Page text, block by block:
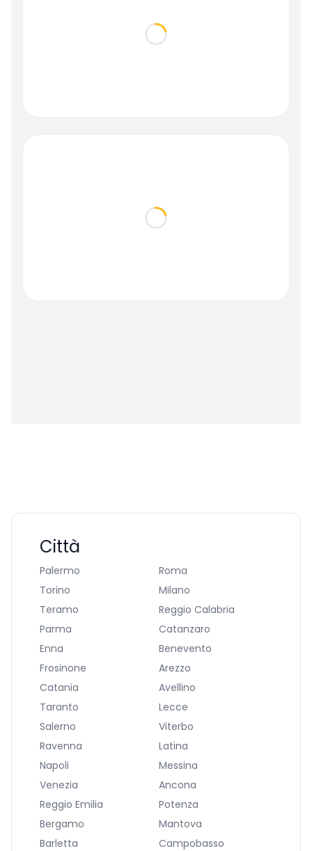
Loading...
Loading...
Città
Palermo
Roma
Torino
Milano
Teramo
Reggio Calabria
Parma
Catanzaro
Enna
Benevento
Frosinone
Arezzo
Catania
Avellino
Taranto
Lecce
Salerno
Viterbo
Ravenna
Latina
Napoli
Messina
Venezia
Ancona
Reggio Emilia
Potenza
Bergamo
Mantova
Barletta
Campobasso